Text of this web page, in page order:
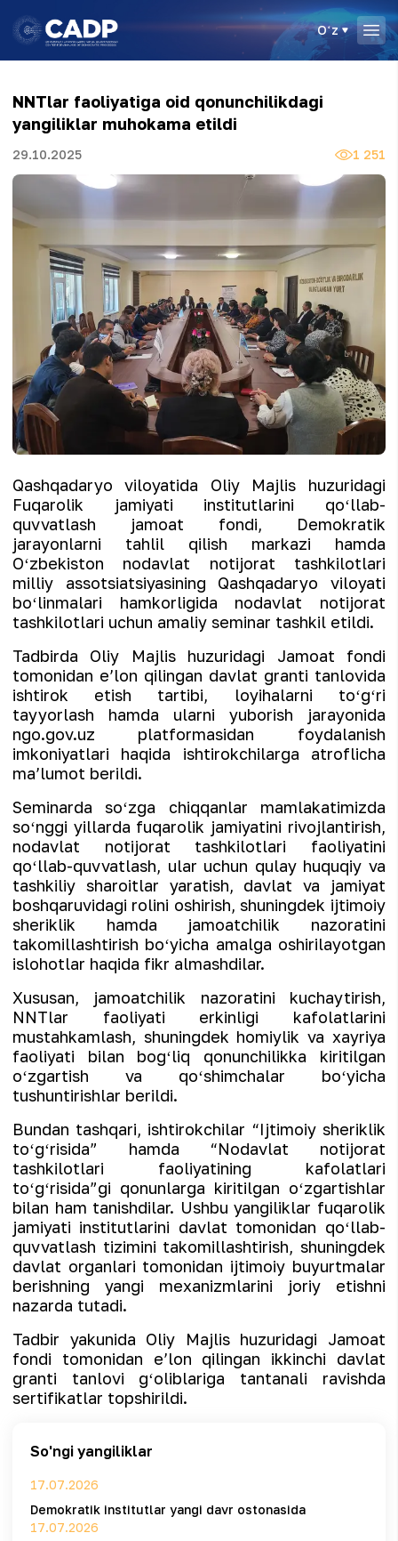
Oʻz
NNTlar faoliyatiga oid qonunchilikdagi
yangiliklar muhokama etildi
29.10.2025 1 251
Qashqadaryo viloyatida Oliy Majlis huzuridagi
Fuqarolik jamiyati institutlarini qoʻllab-
quvvatlash jamoat fondi, Demokratik
jarayonlarni tahlil qilish markazi hamda
Oʻzbekiston nodavlat notijorat tashkilotlari
milliy assotsiatsiyasining Qashqadaryo viloyati
boʻlinmalari hamkorligida nodavlat notijorat
tashkilotlari uchun amaliy seminar tashkil etildi.
Tadbirda Oliy Majlis huzuridagi Jamoat fondi
tomonidan eʼlon qilingan davlat granti tanlovida
ishtirok etish tartibi, loyihalarni toʻgʻri
tayyorlash hamda ularni yuborish jarayonida
ngo.gov.uz platformasidan foydalanish
imkoniyatlari haqida ishtirokchilarga atroflicha
maʼlumot berildi.
Seminarda soʻzga chiqqanlar mamlakatimizda
soʻnggi yillarda fuqarolik jamiyatini rivojlantirish,
nodavlat notijorat tashkilotlari faoliyatini
qoʻllab-quvvatlash, ular uchun qulay huquqiy va
tashkiliy sharoitlar yaratish, davlat va jamiyat
boshqaruvidagi rolini oshirish, shuningdek ijtimoiy
sheriklik hamda jamoatchilik nazoratini
takomillashtirish boʻyicha amalga oshirilayotgan
islohotlar haqida fikr almashdilar.
Xususan, jamoatchilik nazoratini kuchaytirish,
NNTlar faoliyati erkinligi kafolatlarini
mustahkamlash, shuningdek homiylik va xayriya
faoliyati bilan bogʻliq qonunchilikka kiritilgan
oʻzgartish va qoʻshimchalar boʻyicha
tushuntirishlar berildi.
Bundan tashqari, ishtirokchilar “Ijtimoiy sheriklik
toʻgʻrisida” hamda “Nodavlat notijorat
tashkilotlari faoliyatining kafolatlari
toʻgʻrisida”gi qonunlarga kiritilgan oʻzgartishlar
bilan ham tanishdilar. Ushbu yangiliklar fuqarolik
jamiyati institutlarini davlat tomonidan qoʻllab-
quvvatlash tizimini takomillashtirish, shuningdek
davlat organlari tomonidan ijtimoiy buyurtmalar
berishning yangi mexanizmlarini joriy etishni
nazarda tutadi.
Tadbir yakunida Oliy Majlis huzuridagi Jamoat
fondi tomonidan eʼlon qilingan ikkinchi davlat
granti tanlovi gʻoliblariga tantanali ravishda
sertifikatlar topshirildi.
So'ngi yangiliklar
17.07.2026
Demokratik institutlar yangi davr ostonasida
17.07.2026